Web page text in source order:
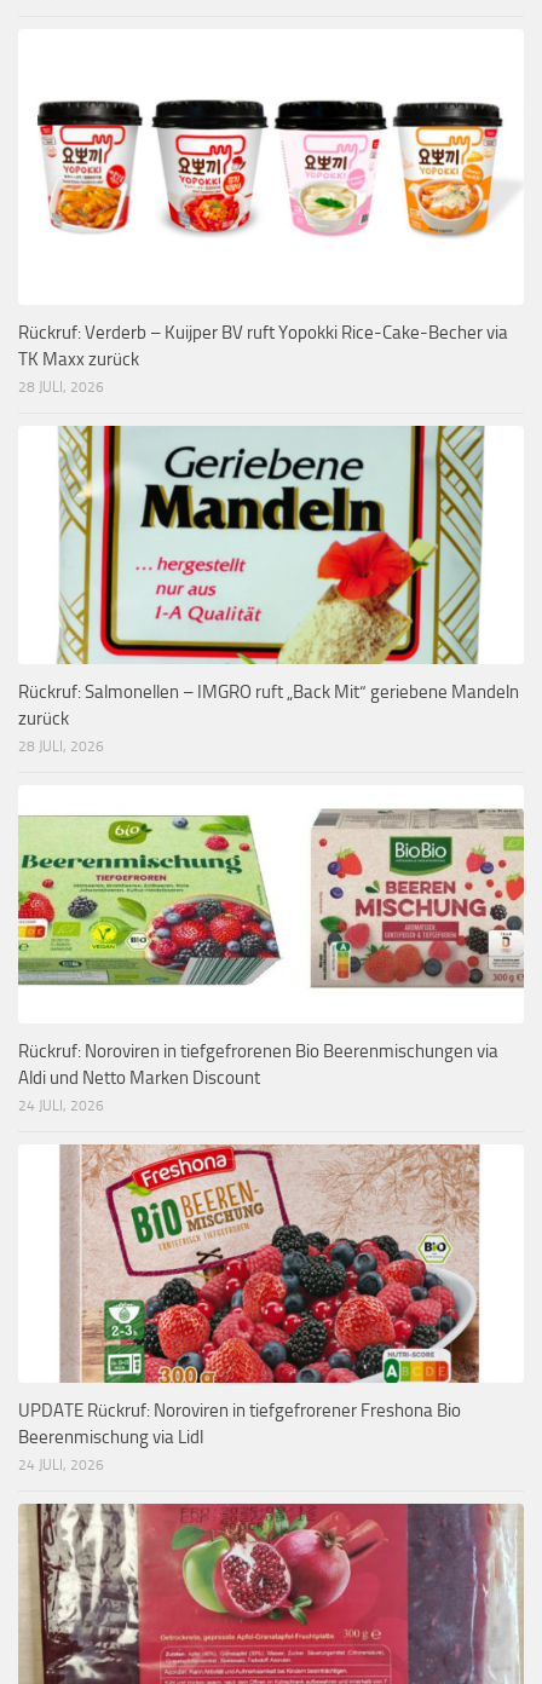
Rückruf: Verderb – Kuijper BV ruft Yopokki Rice-Cake-Becher via
TK Maxx zurück
28 JULI, 2026
Rückruf: Salmonellen – IMGRO ruft „Back Mit“ geriebene Mandeln
zurück
28 JULI, 2026
Rückruf: Noroviren in tiefgefrorenen Bio Beerenmischungen via
Aldi und Netto Marken Discount
24 JULI, 2026
UPDATE Rückruf: Noroviren in tiefgefrorener Freshona Bio
Beerenmischung via Lidl
24 JULI, 2026